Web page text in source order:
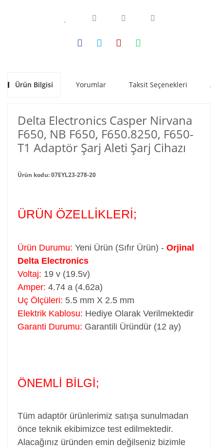
Ürün Bilgisi Yorumlar Taksit Seçenekleri
Delta Electronics Casper Nirvana
F650, NB F650, F650.8250, F650-
T1 Adaptör Şarj Aleti Şarj Cihazı
Ürün kodu: 07EYL23-278-20
ÜRÜN ÖZELLİKLERİ;
Ürün Durumu: Yeni Ürün (Sıfır Ürün) - Orjinal
Delta Electronics
Voltaj: 19 v (19.5v)
Amper: 4.74 a (4.62a)
Uç Ölçüleri: 5.5 mm X 2.5 mm
Elektrik Kablosu: Hediye Olarak Verilmektedir
Garanti Durumu: Garantili Üründür (12 ay)
ÖNEMLİ BİLGİ;
Tüm adaptör ürünlerimiz satışa sunulmadan
önce teknik ekibimizce test edilmektedir.
Alacağınız üründen emin değilseniz bizimle